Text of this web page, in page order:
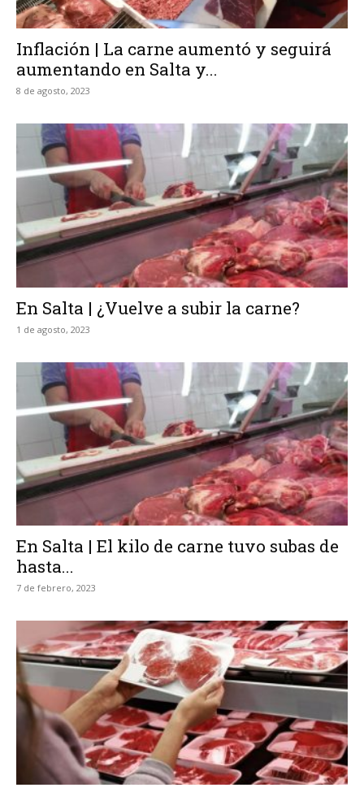
Inflación | La carne aumentó y seguirá
aumentando en Salta y...
8 de agosto, 2023
En Salta | ¿Vuelve a subir la carne?
1 de agosto, 2023
En Salta | El kilo de carne tuvo subas de
hasta...
7 de febrero, 2023